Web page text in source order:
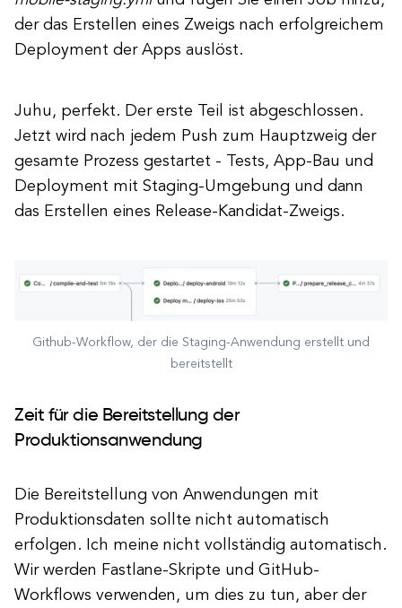
der das Erstellen eines Zweigs nach erfolgreichem
Deployment der Apps auslöst.
Juhu, perfekt. Der erste Teil ist abgeschlossen.
Jetzt wird nach jedem Push zum Hauptzweig der
gesamte Prozess gestartet - Tests, App-Bau und
Deployment mit Staging-Umgebung und dann
das Erstellen eines Release-Kandidat-Zweigs.
Github-Workflow, der die Staging-Anwendung erstellt und
bereitstellt
Zeit für die Bereitstellung der
Produktionsanwendung
Die Bereitstellung von Anwendungen mit
Produktionsdaten sollte nicht automatisch
erfolgen. Ich meine nicht vollständig automatisch.
Wir werden Fastlane-Skripte und GitHub-
Workflows verwenden, um dies zu tun, aber der